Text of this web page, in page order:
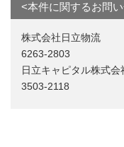
<本件に関するお問
株式会社日立物
6263-2803
日立キャピタル株式
3503-2118